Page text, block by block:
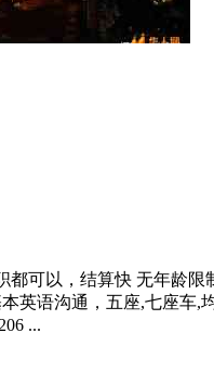
可以，结算快 无年龄
英语沟通，五座,七座车,
...